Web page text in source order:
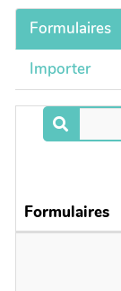
Formulaires
Importer
Formulaires